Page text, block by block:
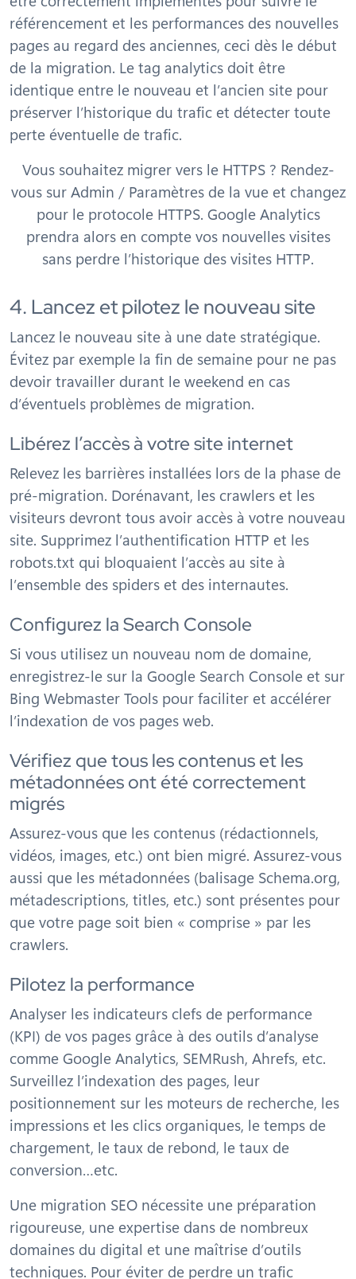
référencement et les performances des nouvelles
pages au regard des anciennes, ceci dès le début
de la migration. Le tag analytics doit être
identique entre le nouveau et l’ancien site pour
préserver l’historique du trafic et détecter toute
perte éventuelle de trafic.
Vous souhaitez migrer vers le HTTPS ? Rendez-
vous sur Admin / Paramètres de la vue et changez
pour le protocole HTTPS. Google Analytics
prendra alors en compte vos nouvelles visites
sans perdre l’historique des visites HTTP.
4. Lancez et pilotez le nouveau site
Lancez le nouveau site à une date stratégique.
Évitez par exemple la fin de semaine pour ne pas
devoir travailler durant le weekend en cas
d’éventuels problèmes de migration.
Libérez l’accès à votre site internet
Relevez les barrières installées lors de la phase de
pré-migration. Dorénavant, les crawlers et les
visiteurs devront tous avoir accès à votre nouveau
site. Supprimez l’authentification HTTP et les
robots.txt qui bloquaient l’accès au site à
l’ensemble des spiders et des internautes.
Configurez la Search Console
Si vous utilisez un nouveau nom de domaine,
enregistrez-le sur la Google Search Console et sur
Bing Webmaster Tools pour faciliter et accélérer
l’indexation de vos pages web.
Vérifiez que tous les contenus et les
métadonnées ont été correctement
migrés
Assurez-vous que les contenus (rédactionnels,
vidéos, images, etc.) ont bien migré. Assurez-vous
aussi que les métadonnées (balisage Schema.org,
métadescriptions, titles, etc.) sont présentes pour
que votre page soit bien « comprise » par les
crawlers.
Pilotez la performance
Analyser les indicateurs clefs de performance
(KPI) de vos pages grâce à des outils d’analyse
comme Google Analytics, SEMRush, Ahrefs, etc.
Surveillez l’indexation des pages, leur
positionnement sur les moteurs de recherche, les
impressions et les clics organiques, le temps de
chargement, le taux de rebond, le taux de
conversion…etc.
Une migration SEO nécessite une préparation
rigoureuse, une expertise dans de nombreux
domaines du digital et une maîtrise d’outils
techniques. Pour éviter de perdre un trafic